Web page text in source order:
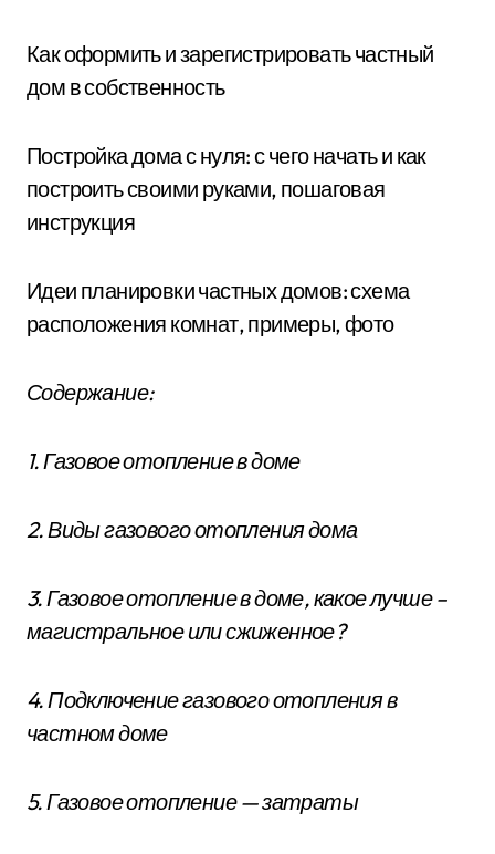
Как оформить и зарегистрировать частный
дом в собственность
Постройка дома с нуля: с чего начать и как
построить своими руками, пошаговая
инструкция
Идеи планировки частных домов: схема
расположения комнат, примеры, фото
Содержание:
1. Газовое отопление в доме
2. Виды газового отопления дома
3. Газовое отопление в доме, какое лучше –
магистральное или сжиженное?
4. Подключение газового отопления в
частном доме
5. Газовое отопление — затраты